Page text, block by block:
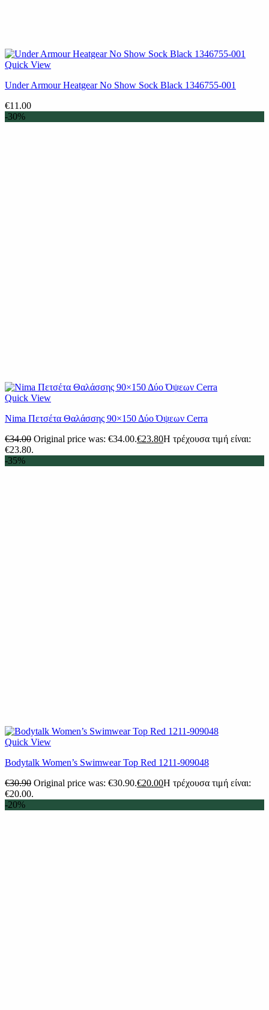
Quick View
Under Armour Heatgear No Show Sock Black 1346755-001
€11.00
-30%
Quick View
Nima Πετσέτα Θαλάσσης 90×150 Δύο Όψεων Cerra
€34.00 Original price was: €34.00.€23.80Η τρέχουσα τιμή είναι:
€23.80.
-35%
Quick View
Βodytalk Women’s Swimwear Top Red 1211-909048
€30.90 Original price was: €30.90.€20.00Η τρέχουσα τιμή είναι:
€20.00.
-20%